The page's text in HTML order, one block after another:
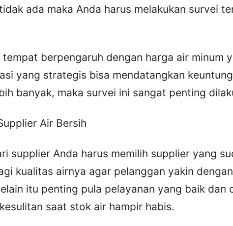
ada maka Anda harus melakukan survei
tempat berpengaruh dengan harga air minum
yang strategis bisa mendatangkan
banyak, maka survei ini sangat penting
Air Bersih
supplier Anda harus memilih supplier yang
kualitas airnya agar pelanggan yakin
itu penting pula pelayanan yang baik dan
saat stok air hampir habis.